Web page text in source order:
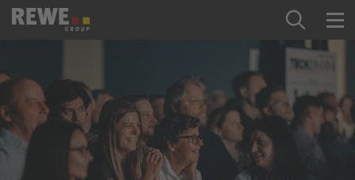
Zum Inhalt springen
Startseite
REWE Group als Arbeitgeber
Ausbildung & Studium